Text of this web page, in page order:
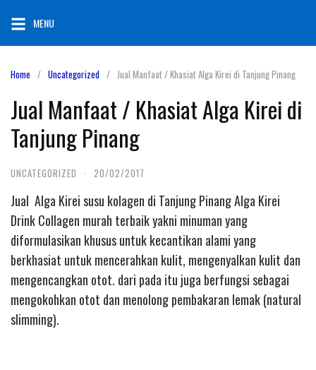
content
MENU
Home Uncategorized Jual Manfaat / Khasiat Alga Kirei di Tanjung Pinang
Jual Manfaat / Khasiat Alga Kirei di
Tanjung Pinang
UNCATEGORIZED · 20/02/2017
Jual Alga Kirei susu kolagen di Tanjung Pinang Alga Kirei
Drink Collagen murah terbaik yakni minuman yang
diformulasikan khusus untuk kecantikan alami yang
berkhasiat untuk mencerahkan kulit, mengenyalkan kulit dan
mengencangkan otot. dari pada itu juga berfungsi sebagai
mengokohkan otot dan menolong pembakaran lemak (natural
slimming).